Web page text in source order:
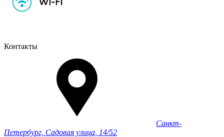
Контакты
Санкт-
Петербург, Садовая улица, 14/52